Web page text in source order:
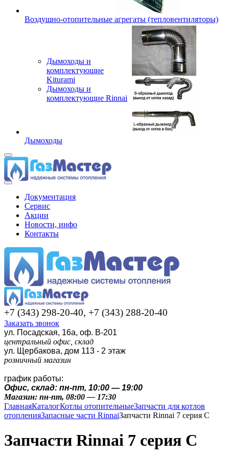
Воздушно-отопительные агрегаты (тепловентиляторы)
Дымоходы и
комплектующие
Kiturami
Дымоходы и
комплектующие Rinnai
Дымоходы
Документация
Сервис
Акции
Новости, инфо
Контакты
+7 (343) 298-20-40, +7 (343) 288-20-40
Заказать звонок
ул. Посадская, 16а, оф. В-201
центральный офис, склад
ул. Щербакова, дом 113 - 2 этаж
розничный магазин
график работы:
Офис, склад: пн-пт, 10:00 — 19:00
Магазин: пн-пт, 08:00 — 17:30
ГлавнаяКаталогКотлы отопительныеЗапчасти для котлов
отопленияЗапасные части RinnaiЗапчасти Rinnai 7 серия C
Запчасти Rinnai 7 серия C